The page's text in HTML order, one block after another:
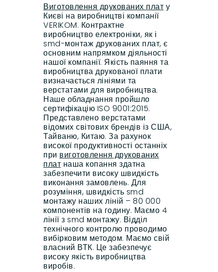
Виготовлення друкованих плат у
Києві на виробництві компанії
VERIKOM. Контрактне
виробництво електроніки, як і
smd-монтаж друкованих плат, є
основним напрямком діяльності
нашої компанії. Якість паяння та
виробництва друкованої плати
визначається лініями та
верстатами для виробництва.
Наше обладнання пройшло
сертифікацію ISO 9001:2015.
Представлено верстатами
відомих світових брендів із США,
Тайваню, Китаю. За рахунок
високої продуктивності останніх
при виготовлення друкованих
плат наша копання здатна
забезпечити високу швидкість
виконання замовлень. Для
розуміння, швидкість smd
монтажу наших ліній – 80 000
компонентів на годину. Маємо 4
лінії з smd монтажу. Відділ
технічного контролю проводимо
вибірковим методом. Маємо свій
власний ВТК. Це забезпечує
високу якість виробництва
виробів.